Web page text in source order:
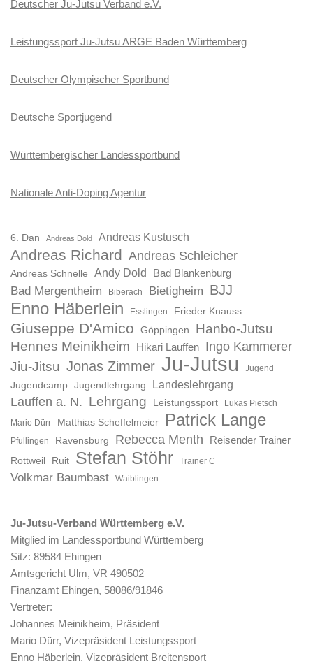
Deutscher Ju-Jutsu Verband e.V.
Leistungssport Ju-Jutsu ARGE Baden Württemberg
Deutscher Olympischer Sportbund
Deutsche Sportjugend
Württembergischer Landessportbund
Nationale Anti-Doping Agentur
6. Dan Andreas Dold Andreas Kustusch
Andreas Richard Andreas Schleicher
Andreas Schnelle Andy Dold Bad Blankenburg
Bad Mergentheim Biberach Bietigheim BJJ
Enno Häberlein Esslingen Frieder Knauss
Giuseppe D'Amico Göppingen
Hanbo-Jutsu
Hennes Meinikheim
Hikari Lauffen Ingo Kammerer
Jiu-Jitsu Jonas Zimmer Ju-Jutsu Jugend
Jugendcamp Jugendlehrgang Landeslehrgang
Lauffen a. N. Lehrgang Leistungssport
Lukas Pietsch
Mario Dürr
Matthias Scheffelmeier Patrick Lange
Pfullingen Ravensburg Rebecca Menth Reisender Trainer
Rottweil Ruit Stefan Stöhr Trainer C
Volkmar Baumbast Waiblingen
Ju-Jutsu-Verband Württemberg e.V.
Mitglied im Landessportbund Württemberg
Sitz: 89584 Ehingen
Amtsgericht Ulm, VR 490502
Finanzamt Ehingen, 58086/91846
Vertreter:
Johannes Meinikheim, Präsident
Mario Dürr, Vizepräsident Leistungssport
Enno Häberlein, Vizepräsident Breitensport